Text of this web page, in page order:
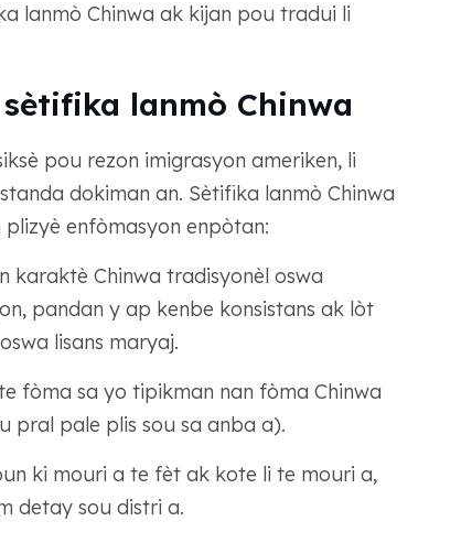
lanmò Chinwa ak kijan pou tradui li
lanmò Chinwa
pou rezon imigrasyon ameriken, li
dokiman an. Sètifika lanmò Chinwa
enfòmasyon enpòtan:
karaktè Chinwa tradisyonèl oswa
pandan y ap kenbe konsistans ak lòt
lisans maryaj.
fòma sa yo tipikman nan fòma Chinwa
pral pale plis sou sa anba a).
ki mouri a te fèt ak kote li te mouri a,
detay sou distri a.